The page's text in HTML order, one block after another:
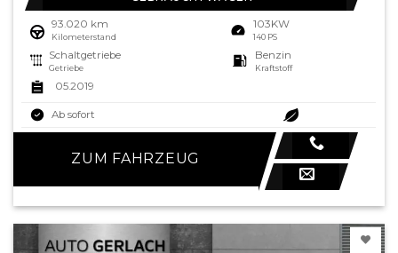
93.020 km
Kilometerstand
103KW
140 PS
Schaltgetriebe
Getriebe
Benzin
Kraftstoff
05.2019
Ab sofort
ZUM FAHRZEUG